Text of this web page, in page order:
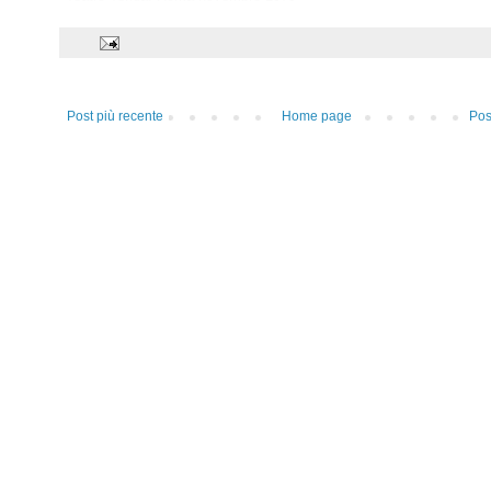
Post più recente Home page